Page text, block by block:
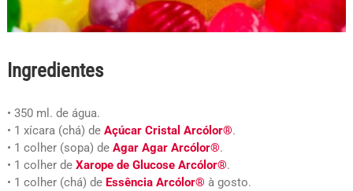
Ingredientes
• 350 ml. de água.
• 1 xícara (chá) de Açúcar Cristal Arcólor®.
• 1 colher (sopa) de Agar Agar Arcólor®.
• 1 colher de Xarope de Glucose Arcólor®.
• 1 colher (chá) de Essência Arcólor® à gosto.